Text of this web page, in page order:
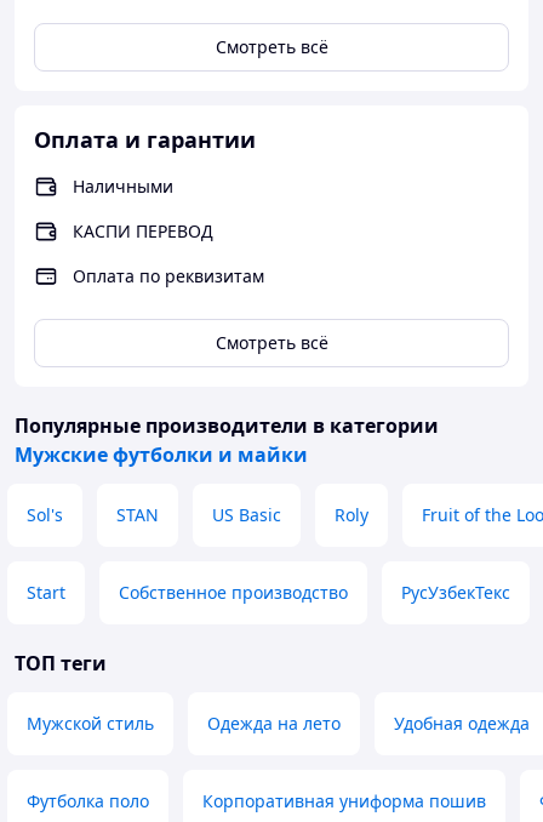
Смотреть всё
Оплата и гарантии
Наличными
КАСПИ ПЕРЕВОД
Оплата по реквизитам
Смотреть всё
Популярные производители в категории
Мужские футболки и майки
Sol's STAN US Basic Roly Fruit of the
Start Собственное производство РусУзбекТекс
ТОП теги
Мужской стиль Одежда на лето Удобная одежда
Футболка поло Корпоративная униформа пошив